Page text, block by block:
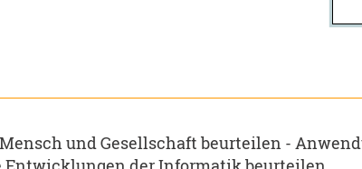
und Gesellschaft beurteilen -